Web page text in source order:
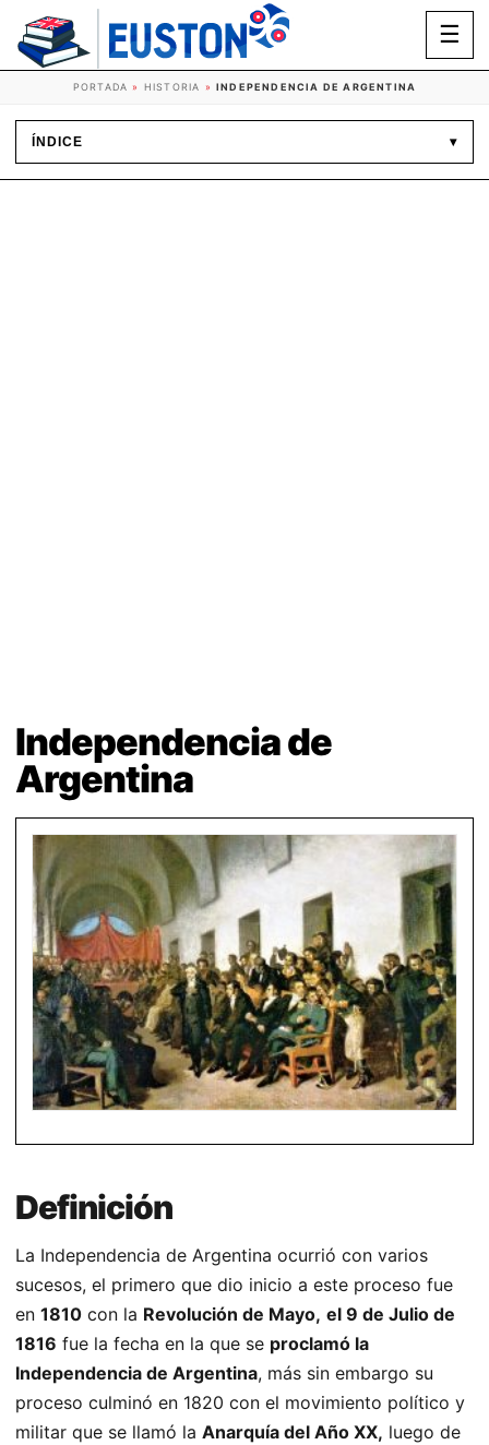
☰
PORTADA » HISTORIA »INDEPENDENCIA DE ARGENTINA
ÍNDICE ▾
Independencia de
Argentina
Definición
La Independencia de Argentina ocurrió con varios
sucesos, el primero que dio inicio a este proceso fue
en 1810 con la Revolución de Mayo, el 9 de Julio de
1816 fue la fecha en la que se proclamó la
Independencia de Argentina, más sin embargo su
proceso culminó en 1820 con el movimiento político y
militar que se llamó la Anarquía del Año XX, luego de